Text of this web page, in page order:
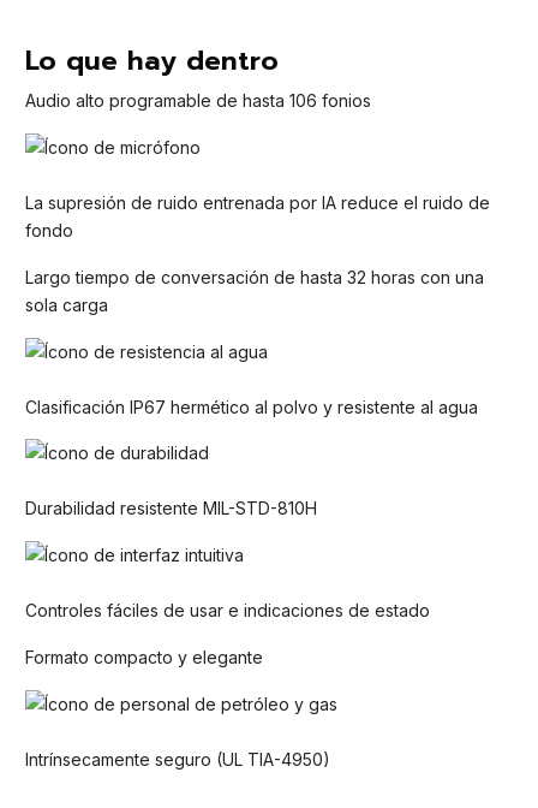
Lo que hay dentro
Audio alto programable de hasta 106 fonios
La supresión de ruido entrenada por IA reduce el ruido de
fondo
Largo tiempo de conversación de hasta 32 horas con una
sola carga
Clasificación IP67 hermético al polvo y resistente al agua
Durabilidad resistente MIL-STD-810H
Controles fáciles de usar e indicaciones de estado
Formato compacto y elegante
Intrínsecamente seguro (UL TIA-4950)